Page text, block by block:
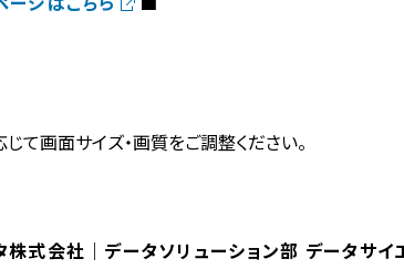
て画面サイズ・画質をご調整ください。
株式会社｜データソリューション部 データサ